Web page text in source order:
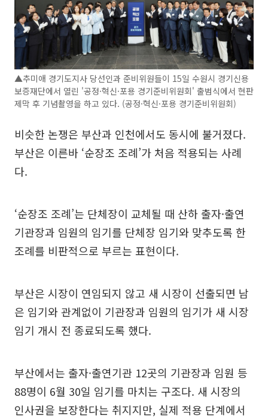
▲추미애 경기도지사 당선인과 준비위원들이 15일 수원시 경기신용
보증재단에서 열린 '공정·혁신·포용 경기준비위원회' 출범식에서 현판
제막 후 기념촬영을 하고 있다. (공정·혁신·포용 경기준비위원회)
비슷한 논쟁은 부산과 인천에서도 동시에 불거졌다.
부산은 이른바 ‘순장조 조례’가 처음 적용되는 사례
다.
‘순장조 조례’는 단체장이 교체될 때 산하 출자·출연
기관장과 임원의 임기를 단체장 임기와 맞추도록 한
조례를 비판적으로 부르는 표현이다.
부산은 시장이 연임되지 않고 새 시장이 선출되면 남
은 임기와 관계없이 기관장과 임원의 임기가 새 시장
임기 개시 전 종료되도록 했다.
부산에서는 출자·출연기관 12곳의 기관장과 임원 등
88명이 6월 30일 임기를 마치는 구조다. 새 시장의
인사권을 보장한다는 취지지만, 실제 적용 단계에서